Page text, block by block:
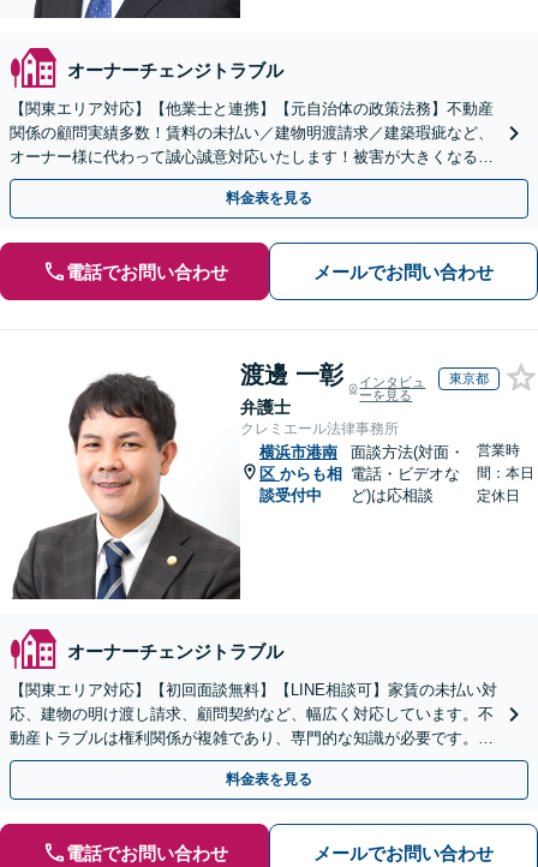
オーナーチェンジトラブル
【関東エリア対応】【他業士と連携】【元自治体の政策法務】不動産
関係の顧問実績多数！賃料の未払い／建物明渡請求／建築瑕疵など、
オーナー様に代わって誠心誠意対応いたします！被害が大きくなる前
にご相談ください【初回来所相談30分無料】
料金表を見る
電話でお問い合わせ メールでお問い合わせ
渡邊 一彰
弁護士
インタビュ
ーを見る
東京都
クレミエール法律事務所
横浜市港南
区 からも相
談受付中
面談方法(対面・
電話・ビデオな
ど)は応相談
営業時
間：本日
定休日
オーナーチェンジトラブル
【関東エリア対応】【初回面談無料】【LINE相談可】家賃の未払い対
応、建物の明け渡し請求、顧問契約など、幅広く対応しています。不
動産トラブルは権利関係が複雑であり、専門的な知識が必要です。ぜ
ひ弁護士にご相談ください。【休日・夜間面談可】
料金表を見る
電話でお問い合わせ メールでお問い合わせ